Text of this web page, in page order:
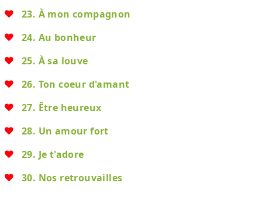
23. À mon compagnon
24. Au bonheur
25. À sa louve
26. Ton coeur d'amant
27. Être heureux
28. Un amour fort
29. Je t'adore
30. Nos retrouvailles